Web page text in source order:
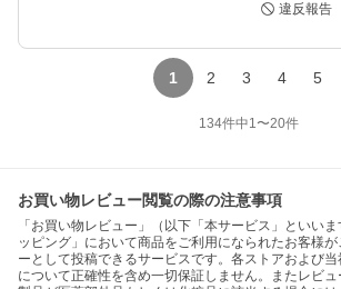
違反報告
1 2 3 4 5
134件中1〜20件
お買い物レビュー閲覧の際の注意事項
「お買い物レビュー」（以下「本サービス」といい
ッピング」において商品をご利用になられたお客様
ーとして投稿できるサービスです。各ストアおよび
について正確性を含め一切保証しません。またレビュ